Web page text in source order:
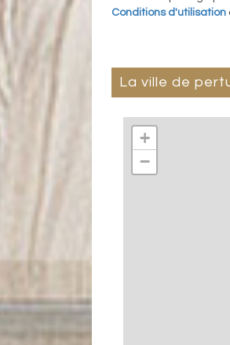
Conditions d'utilisation
la ville de
+
−